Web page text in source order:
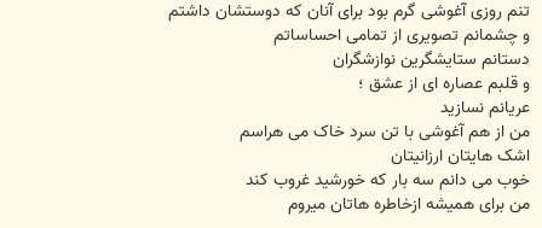
تنم روزی آغوشی گرم بود برای آنان که دوستشان داشتم
و چشمانم تصويری از تمامی احساساتم
دستانم ستايشگرين نوازشگران
و قلبم عصاره ای از عشق ؛
عريانم نسازيد
من از هم آغوشی با تن سرد خاک می هراسم
اشک هايتان ارزانيتان
خوب می دانم سه بار که خورشيد غروب کند
من برای هميشه ازخاطره هاتان میروم